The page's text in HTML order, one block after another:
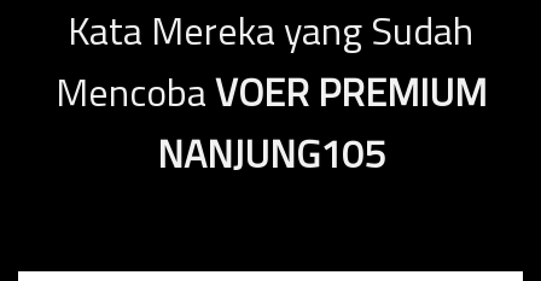
Kata Mereka yang Sudah
MencobaVOER PREMIUM
NANJUNG105